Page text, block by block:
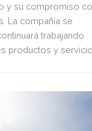
y su compromiso
La compañía se
trabajando
productos y